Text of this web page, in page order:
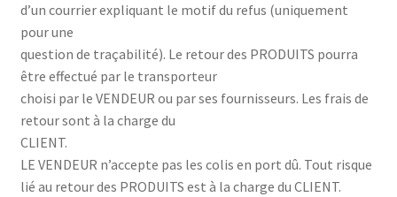
d’un courrier expliquant le motif du refus (uniquement
pour une
question de traçabilité). Le retour des PRODUITS pourra
être effectué par le transporteur
choisi par le VENDEUR ou par ses fournisseurs. Les frais de
retour sont à la charge du
CLIENT.
LE VENDEUR n’accepte pas les colis en port dû. Tout risque
lié au retour des PRODUITS est à la charge du CLIENT.